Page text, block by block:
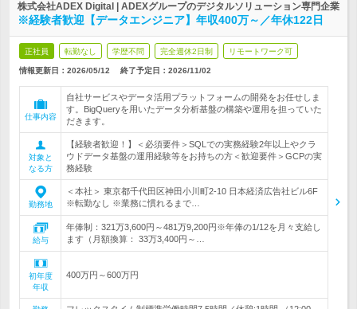
株式会社ADEX Digital | ADEXグループのデジタルソリューション専門企業
※経験者歓迎【データエンジニア】年収400万～／年休122日
正社員 転勤なし 学歴不問 完全週休2日制 リモートワーク可
情報更新日：2026/05/12 終了予定日： 2026/11/02
仕事内容
自社サービスやデータ活用プラットフォームの開発をお任せしま
す。BigQueryを用いたデータ分析基盤の構築や運用を担っていた
だきます。
対象と
なる方
【経験者歓迎！】＜必須要件＞SQLでの実務経験2年以上やクラ
ウドデータ基盤の運用経験等をお持ちの方＜歓迎要件＞GCPの実
務経験
勤務地
＜本社＞ 東京都千代田区神田小川町2-10 日本経済広告社ビル6F
※転勤なし ※業務に慣れるまで…
給与
年俸制：321万3,600円～481万9,200円※年俸の1/12を月々支給し
ます（月額換算： 33万3,400円～…
初年度
年収
400万円～600万円